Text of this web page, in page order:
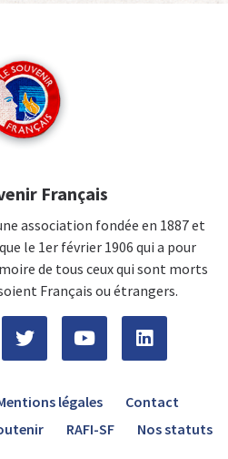
Français
association fondée en 1887 et
le 1er février 1906 qui a pour
de tous ceux qui sont morts
Français ou étrangers.
légales
Contact
RAFI-SF Nos statuts